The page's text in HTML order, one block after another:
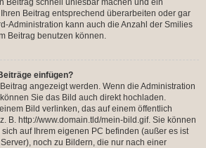
Beitrag schnell unlesbar machen und ein
Beitrag entsprechend überarbeiten oder gar
Administration kann auch die Anzahl der Smilies
Beitrag benutzen können.
einfügen?
angezeigt werden. Wenn die Administration
Sie das Bild auch direkt hochladen.
Bild verlinken, das auf einem öffentlich
B. http://www.domain.tld/mein-bild.gif. Sie können
auf Ihrem eigenen PC befinden (außer es ist
noch zu Bildern, die nur nach einer